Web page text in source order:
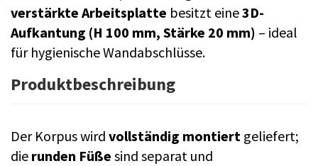
verstärkte Arbeitsplatte besitzt eine3D-
Aufkantung (H 100 mm, Stärke 20 mm) – ideal
für hygienische Wandabschlüsse.
Produktbeschreibung
Der Korpus wird vollständig montiert geliefert;
die runden Füße sind separat und